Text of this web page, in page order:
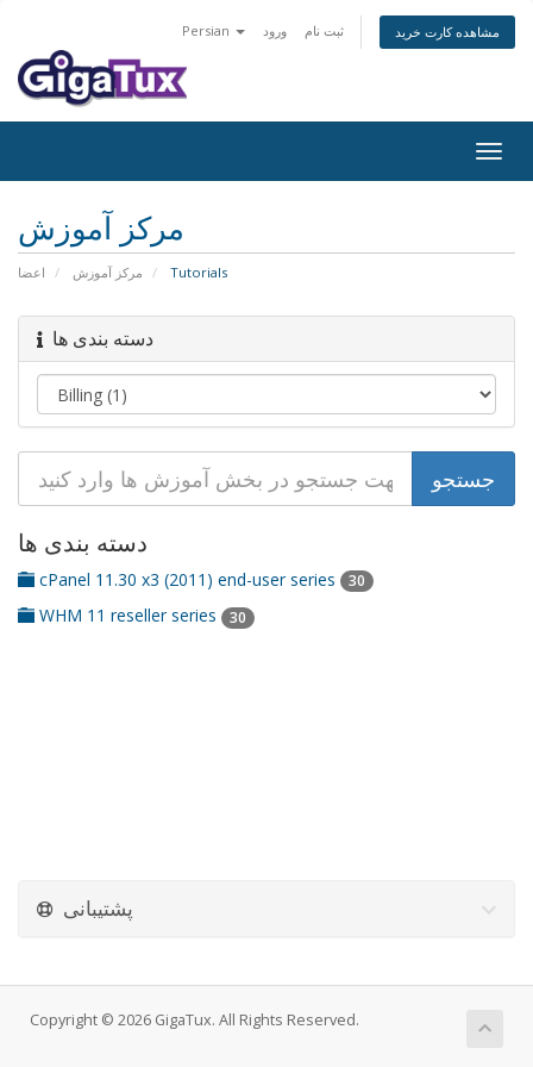
Persian ورود ثبت نام مشاهده کارت خرید
مرکز آموزش
اعضا مرکز آموزش Tutorials
دسته بندی ها
دسته بندی ها
cPanel 11.30 x3 (2011) end-user series 30
WHM 11 reseller series 30
پشتیبانی
Copyright © 2026 GigaTux. All Rights Reserved.